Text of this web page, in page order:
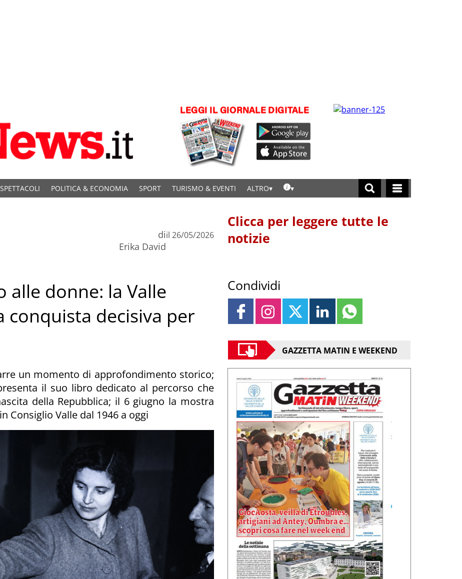
POLITICA & ECONOMIA SPORT TURISMO & EVENTI ALTRO
di
Erika David
il 26/05/2026
alle donne: la Valle
conquista decisiva per
un momento di approfondimento storico;
il suo libro dedicato al percorso che
della Repubblica; il 6 giugno la mostra
Consiglio Valle dal 1946 a oggi
Clicca per leggere tutte le
notizie
Condividi
GAZZETTA MATIN E WEEKEND